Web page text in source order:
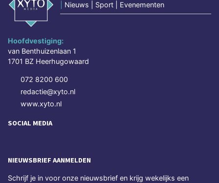
Nieuws | Sport | Evenementen
Hoofdvestiging:
van Benthuizenlaan 1
1701 BZ Heerhugowaard
072 8200 600
redactie@xyto.nl
www.xyto.nl
SOCIAL MEDIA
NIEUWSBRIEF AANMELDEN
Schrijf je in voor onze nieuwsbrief en krijg wekelijks een